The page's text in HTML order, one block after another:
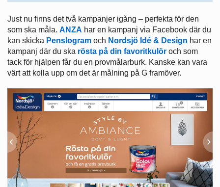
Just nu finns det två kampanjer igång – perfekta för den
som ska måla. ANZA har en kampanj via Facebook där du
kan skicka Penslogram och Nordsjö Idé & Design har en
kampanj där du ska rösta på din favoritkulör och som
tack för hjälpen får du en provmålarburk. Kanske kan vara
värt att kolla upp om det är målning på G framöver.